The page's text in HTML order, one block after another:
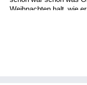
Weihnachten halt, wie